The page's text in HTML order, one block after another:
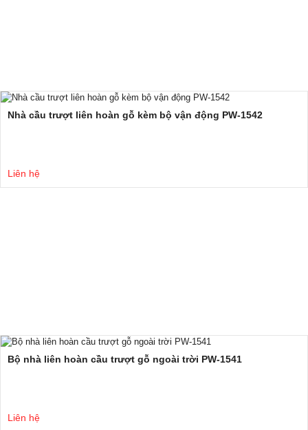
Nhà cầu trượt liên hoàn gỗ kèm bộ vận động PW-1542
Liên hệ
Bộ nhà liên hoàn cầu trượt gỗ ngoài trời PW-1541
Liên hệ